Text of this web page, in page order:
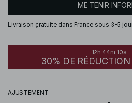
ME TENIR
Livraison gratuite dans France sous 3-5
12h 44m 10s
30% DE RÉDUCTION
AJUSTEMENT